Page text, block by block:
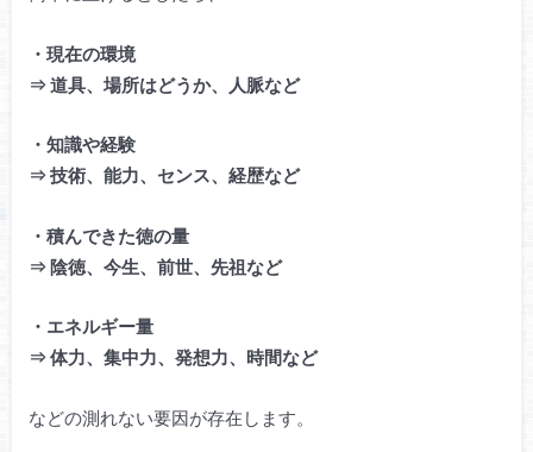
・現在の環境
⇒ 道具、場所はどうか、人脈など
・知識や経験
⇒ 技術、能力、センス、経歴など
・積んできた徳の量
⇒ 陰徳、今生、前世、先祖など
・エネルギー量
⇒ 体力、集中力、発想力、時間など
などの測れない要因が存在します。